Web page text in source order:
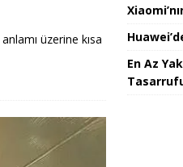
üzerine kısa
En Az